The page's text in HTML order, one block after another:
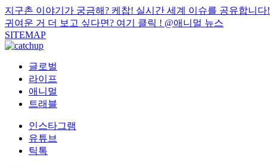
지구촌 이야기가 궁금해? 케찹! 실시간 세계 이슈를 공유합니다!
귀여운 거 더 보고 싶다면? 여기 클릭 ! @애니멀 뉴스
SITEMAP
글로벌
라이프
애니멀
트래블
인스타그램
유튜브
틱톡